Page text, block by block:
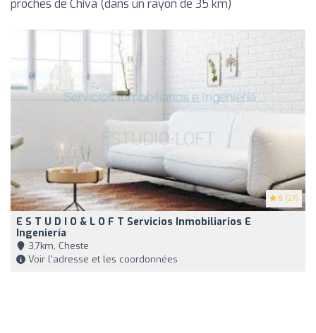
proches de Chiva (dans un rayon de 35 km)
5 (27)
E S T U D I O & L O F T Servicios Inmobiliarios E
Ingeniería
3,7km, Cheste
Voir l'adresse et les coordonnées